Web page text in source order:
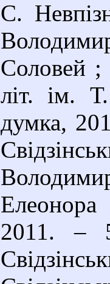
С.
Соловей ;
літ. ім.
думка,
2011. –